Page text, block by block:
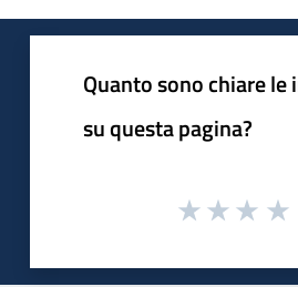
Quanto sono chiare
su questa pagina?